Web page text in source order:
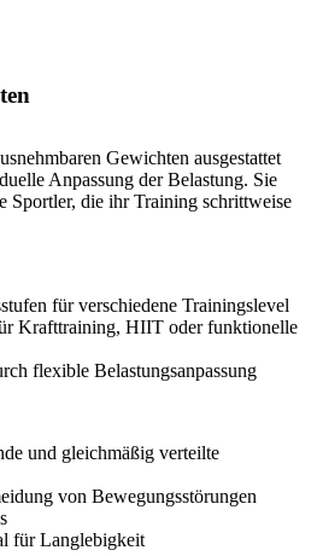
Gewichten ausgestattet
Anpassung der Belastung. Sie
Sportler, die ihr Training schrittweise
für verschiedene Trainingslevel
Krafttraining, HIIT oder funktionelle
flexible Belastungsanpassung
und gleichmäßig verteilte
von Bewegungsstörungen
für Langlebigkeit